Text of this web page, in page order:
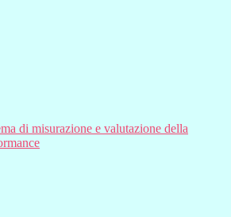
di misurazione e valutazione della